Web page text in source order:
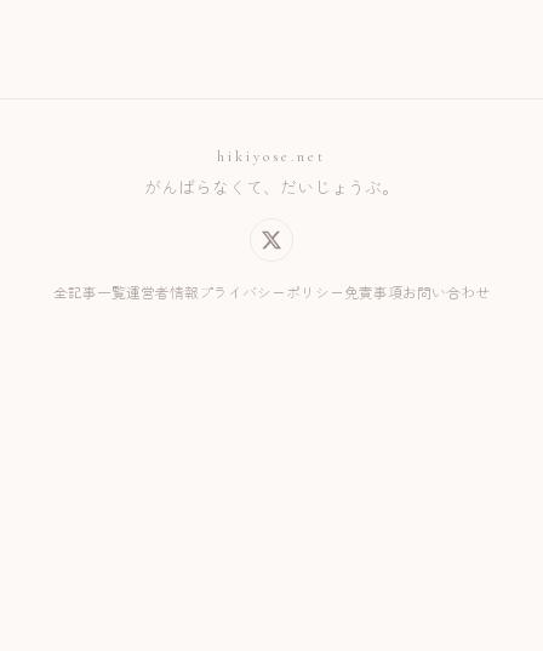
hikiyose.net
がんばらなくて、だいじょうぶ。
全記事一覧運営者情報 プライバシーポリシー免責事項お問い合わせ